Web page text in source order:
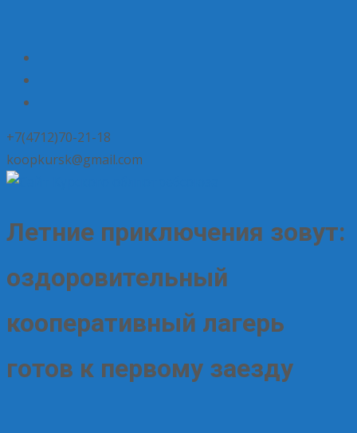
+7(4712)70-21-18
koopkursk@gmail.com
Летние приключения зовут:
оздоровительный
кооперативный лагерь
готов к первому заезду